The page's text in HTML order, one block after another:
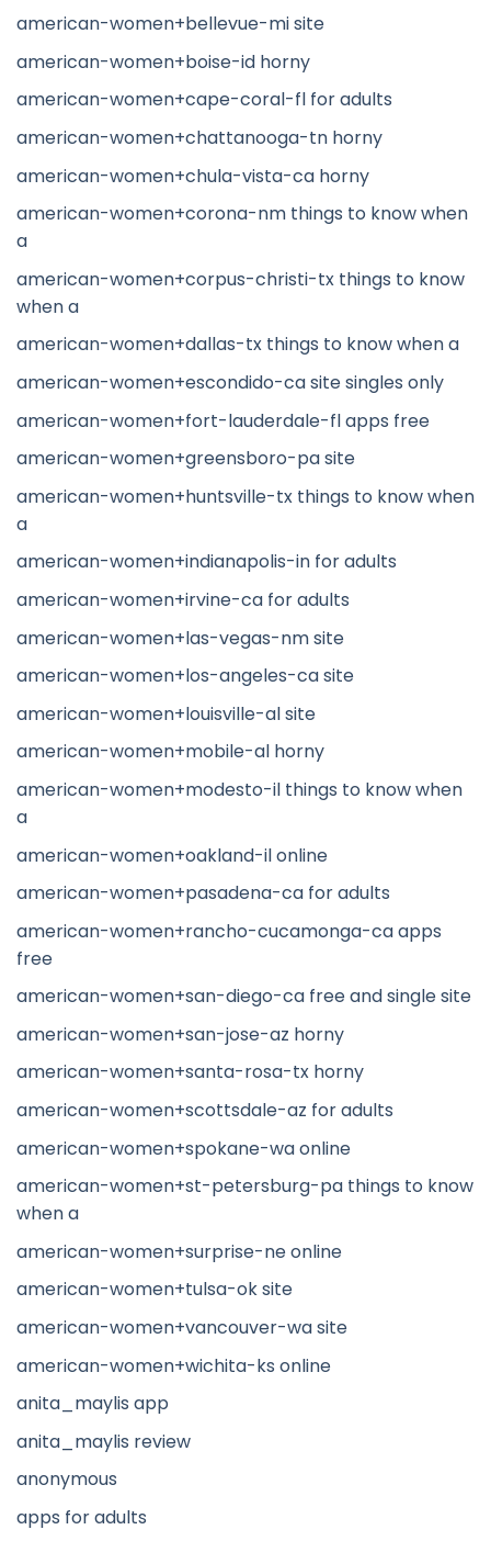
american-women+bellevue-mi site
american-women+boise-id horny
american-women+cape-coral-fl for adults
american-women+chattanooga-tn horny
american-women+chula-vista-ca horny
american-women+corona-nm things to know when
a
american-women+corpus-christi-tx things to know
when a
american-women+dallas-tx things to know when a
american-women+escondido-ca site singles only
american-women+fort-lauderdale-fl apps free
american-women+greensboro-pa site
american-women+huntsville-tx things to know when
a
american-women+indianapolis-in for adults
american-women+irvine-ca for adults
american-women+las-vegas-nm site
american-women+los-angeles-ca site
american-women+louisville-al site
american-women+mobile-al horny
american-women+modesto-il things to know when
a
american-women+oakland-il online
american-women+pasadena-ca for adults
american-women+rancho-cucamonga-ca apps
free
american-women+san-diego-ca free and single site
american-women+san-jose-az horny
american-women+santa-rosa-tx horny
american-women+scottsdale-az for adults
american-women+spokane-wa online
american-women+st-petersburg-pa things to know
when a
american-women+surprise-ne online
american-women+tulsa-ok site
american-women+vancouver-wa site
american-women+wichita-ks online
anita_maylis app
anita_maylis review
anonymous
apps for adults